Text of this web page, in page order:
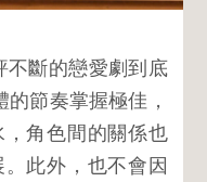
不斷的戀愛劇到底
節奏掌握極佳，
角色間的關係也
此外，也不會因